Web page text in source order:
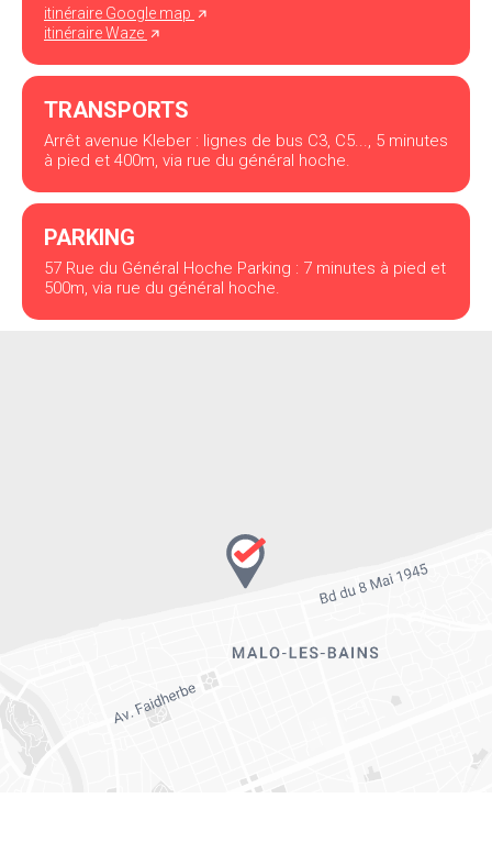
itinéraire Google map
itinéraire Waze
TRANSPORTS
Arrêt avenue Kleber : lignes de bus C3, C5..., 5 minutes
à pied et 400m, via rue du général hoche.
PARKING
57 Rue du Général Hoche Parking : 7 minutes à pied et
500m, via rue du général hoche.